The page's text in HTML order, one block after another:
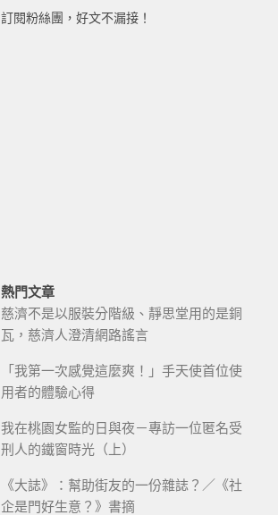
訂閱粉絲團，好文不漏接！
熱門文章
慈濟不是以服裝分階級、靜思堂用的是銅
瓦，慈濟人澄清網路謠言
「我第一次感覺這麼爽！」手天使首位使
用者的體驗心得
我在桃園女監的日與夜－專訪一位匿名受
刑人的鐵窗時光（上）
《大誌》：幫助街友的一份雜誌？／《社
企是門好生意？》書摘